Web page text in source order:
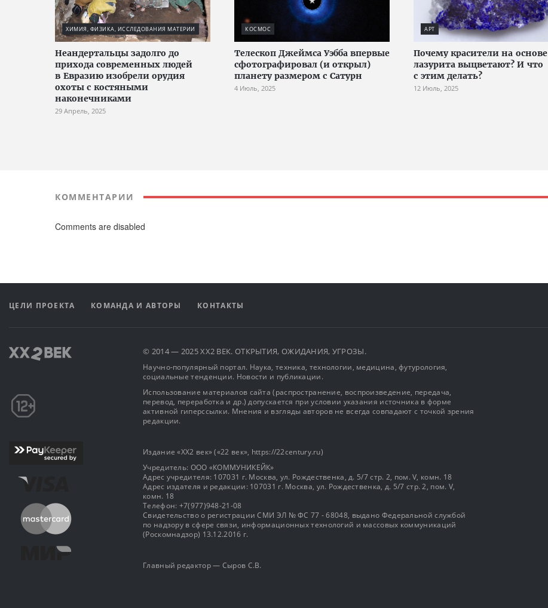
ХИМИЯ, ФИЗИКА, ИССЛЕДОВАНИЯ МАТЕРИИ
Неандертальцы задолго до
прихода современных людей
в Евразию изобрели орудия
охоты с костяными
наконечниками
29 Апрель, 2025
КОСМОС
Телескоп Джеймса Уэбба впервые
сфотографировал (и открыл)
планету размером с Сатурн
4 Июль, 2025
АРТ
Почему красители на основе
лазурита выцветают? И что
с этим делать?
12 Июль, 2025
КОММЕНТАРИИ
Comments are disabled
ЦЕЛИ ПРОЕКТА КОМАНДА И АВТОРЫ КОНТАКТЫ
© 2014 — 2025 XX2 ВЕК. ОТКРЫТИЯ, ОЖИДАНИЯ, УГРОЗЫ.
Научно-популярный портал. Наука, техника, технологии, медицина, футурология,
социальные тенденции. Новости и публикации.
Использование материалов сайта (распространение, воспроизведение, передача,
перевод, переработка и др.) допускается при условии указания источника в форме
активной гиперссылки. Мнения и взгляды авторов не всегда совпадают с точкой зрения
редакции.
Издание «XX2 век» («22 век», https://22century.ru)
Учредитель: OOO «КОММУНИКЕЙК»
Адрес учредителя: 107031 г. Москва, ул. Рождественка, д. 5/7 стр. 2, пом. V, комн. 18
Адрес издателя и редакции: 107031 г. Москва, ул. Рождественка, д. 5/7 стр. 2, пом. V,
комн. 18
Телефон: +7(977)948-21-08
Свидетельство о регистрации СМИ ЭЛ № ФС 77 - 68048, выдано Федеральной службой
по надзору в сфере связи, информационных технологий и массовых коммуникаций
(Роскомнадзор) 13.12.2016 г.
Главный редактор — Сыров С.В.